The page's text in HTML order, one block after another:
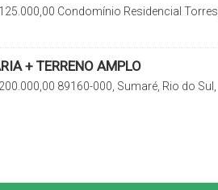
Condomínio Residencial Torres,
+ TERRENO AMPLO
89160-000, Sumaré, Rio do Sul,